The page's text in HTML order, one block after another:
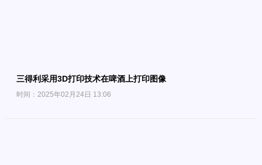
三得利采用3D打印技术在啤酒上打印图像
时间：2025年02月24日 13:06